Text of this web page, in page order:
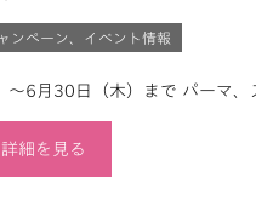
ンペーン、イベント情報
～6月30日（木）まで パーマ
細を見る